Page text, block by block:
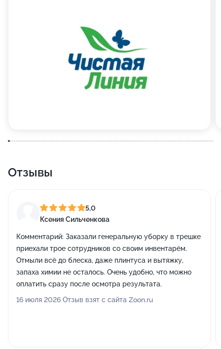
Отзывы
5,0
Ксения Сильченкова
Комментарий: Заказали генеральную уборку в трешке
приехали трое сотрудников со своим инвентарём.
Отмыли всё до блеска, даже плинтуса и вытяжку,
запаха химии не осталось. Очень удобно, что можно
оплатить сразу после осмотра результата.
16 июля 2026 Отзыв взят с сайта Zoon.ru